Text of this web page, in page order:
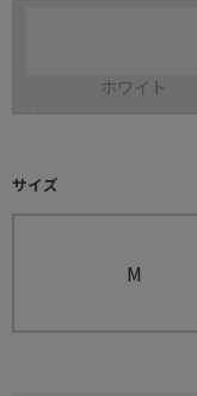
ホワイト
サイズ
M